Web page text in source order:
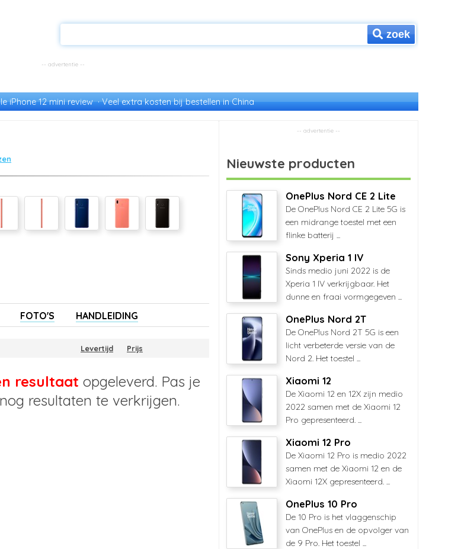
zoek
iPhone 12 mini review Veel extra kosten bij bestellen in China
FOTO'S HANDLEIDING
Levertijd Prijs
resultaat opgeleverd. Pas je
resultaten te verkrijgen.
Nieuwste producten
OnePlus Nord CE 2 Lite
De OnePlus Nord CE 2 Lite 5G is
een midrange toestel met een
flinke batterij ...
Sony Xperia 1 IV
Sinds medio juni 2022 is de
Xperia 1 IV verkrijgbaar. Het
dunne en fraai vormgegeven ...
OnePlus Nord 2T
De OnePlus Nord 2T 5G is een
licht verbeterde versie van de
Nord 2. Het toestel ...
Xiaomi 12
De Xiaomi 12 en 12X zijn medio
2022 samen met de Xiaomi 12
Pro gepresenteerd. ...
Xiaomi 12 Pro
De Xiaomi 12 Pro is medio 2022
samen met de Xiaomi 12 en de
Xiaomi 12X gepresenteerd. ...
OnePlus 10 Pro
De 10 Pro is het vlaggenschip
van OnePlus en de opvolger van
de 9 Pro. Het toestel ...